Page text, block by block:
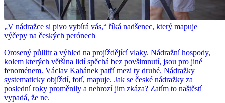
„V nádražce si pivo vybírá vás,“ říká nadšenec, který mapuje
výčepy na českých perónech
Orosený půllitr a výhled na projíždějící vlaky. Nádražní hospody,
kolem kterých většina lidí spěchá bez povšimnutí, jsou pro jiné
fenoménem. Václav Kahánek patří mezi ty druhé. Nádražky
systematicky objíždí, fotí, mapuje. Jak se české nádražky za
poslední roky proměnily a nehrozí jim zkáza? Zatím to naštěstí
vypadá, že ne.